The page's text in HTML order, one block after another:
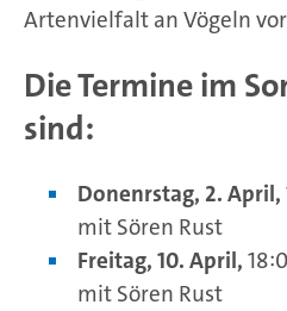
Artenvielfalt an Vögeln
Die Termine im
sind:
Donenrstag, 2. April,
mit Sören Rust
Freitag, 10. April,
mit Sören Rust